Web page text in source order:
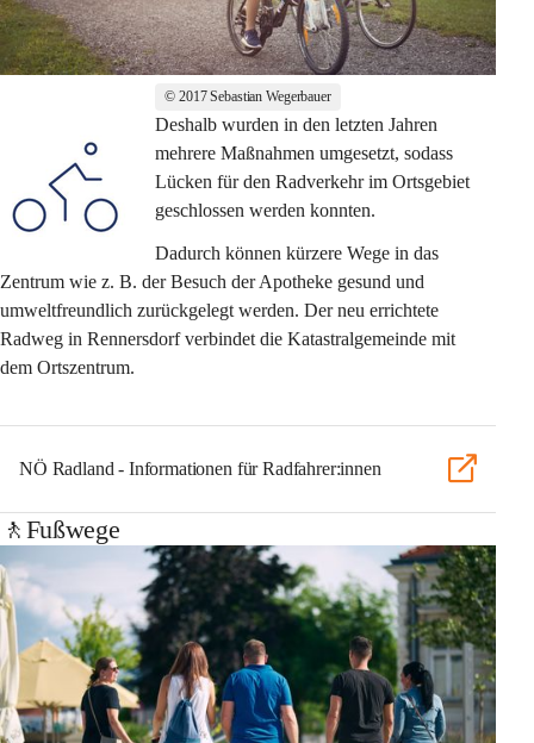
© 2017 Sebastian Wegerbauer
Deshalb wurden in den letzten Jahren
mehrere Maßnahmen umgesetzt, sodass
Lücken für den Radverkehr im Ortsgebiet
geschlossen werden konnten.
Dadurch können kürzere Wege in das
Zentrum wie z. B. der Besuch der Apotheke gesund und
umweltfreundlich zurückgelegt werden. Der neu errichtete
Radweg in Rennersdorf verbindet die Katastralgemeinde mit
dem Ortszentrum.
NÖ Radland - Informationen für Radfahrer:innen
🚶Fußwege